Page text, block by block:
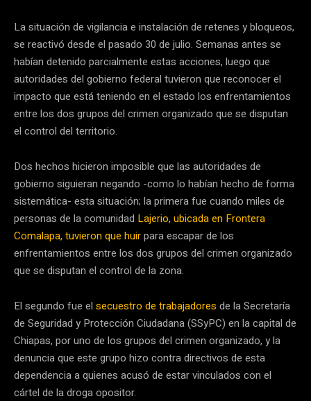
La situación de vigilancia e instalación de retenes y bloqueos,
se reactivó desde el pasado 30 de julio. Semanas antes se
habían detenido parcialmente estas acciones, luego que
autoridades del gobierno federal tuvieron que reconocer el
impacto que está teniendo en el estado los enfrentamientos
entre los dos grupos del crimen organizado que se disputan
el control del territorio.
Dos hechos hicieron imposible que las autoridades de
gobierno siguieran negando -como lo habían hecho de forma
sistemática- esta situación; la primera fue cuando miles de
personas de la comunidad Lajerio, ubicada en Frontera
Comalapa, tuvieron que huirpara escapar de los
enfrentamientos entre los dos grupos del crimen organizado
que se disputan el control de la zona.
El segundo fue el secuestro de trabajadores de la Secretaría
de Seguridad y Protección Ciudadana (SSyPC) en la capital de
Chiapas, por uno de los grupos del crimen organizado, y la
denuncia que este grupo hizo contra directivos de esta
dependencia a quienes acusó de estar vinculados con el
cártel de la droga opositor.